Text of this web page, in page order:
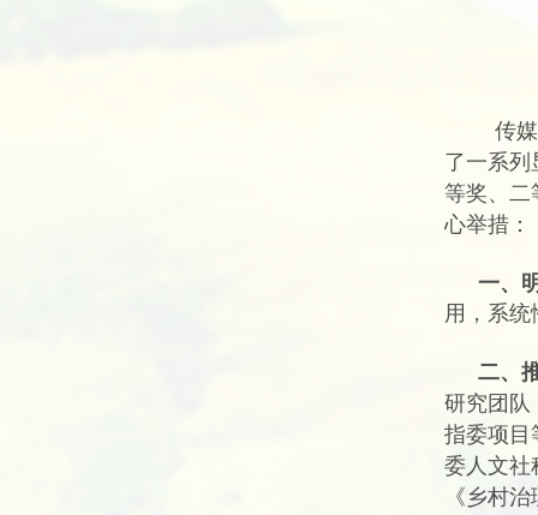
传
了一系列
等奖、二
心举措：
一、
用，系
二、
研究团队
指委项目
委人文社
《乡村